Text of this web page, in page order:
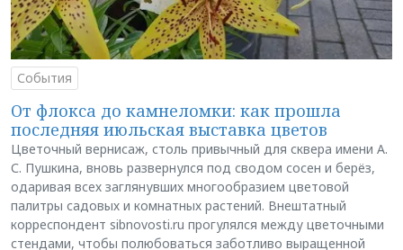
События
От флокса до камнеломки: как прошла
последняя июльская выставка цветов
Цветочный вернисаж, столь привычный для сквера имени А.
С. Пушкина, вновь развернулся под сводом сосен и берёз,
одаривая всех заглянувших многообразием цветовой
палитры садовых и комнатных растений. Внештатный
корреспондент sibnovosti.ru прогулялся между цветочными
стендами, чтобы полюбоваться заботливо выращенной